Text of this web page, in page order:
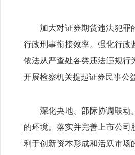
加大对证券期货违法犯罪
行政刑事衔接效率。强化行政
依法从严查处各类违法违规行
开展检察机关提起证券民事公
深化央地、部际协调联动
的环境。落实并完善上市公
利于创新资本形成和活跃市场